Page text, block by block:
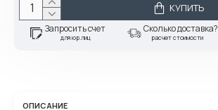
КУПИТЬ
Запросить счет
для юр.лиц
Сколько доставка?
расчет стоимости
ОПИСАНИЕ